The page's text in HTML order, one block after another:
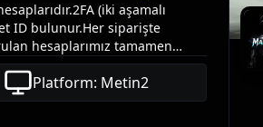
(iki aşamalı
ID bulunur.Her siparişte
hesaplarımız tamamen
ve farklı bir yöntemle kaliteli
kullandığı standart
sonra farkı net bir şekilde
Platform: Metin2